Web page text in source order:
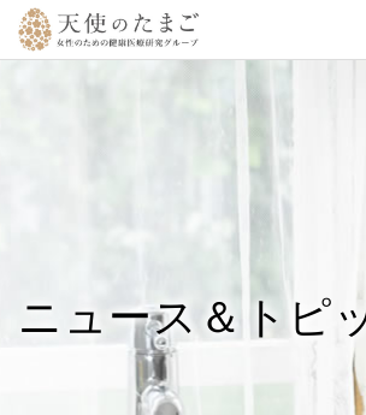
ニュース＆トピ